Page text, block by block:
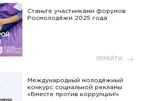
Станьте участниками форумов
Росмолодёжи 2025 года
ПЕРЕЙТИ
Международный молодёжный
конкурс социальной рекламы
«Вместе против коррупции!»